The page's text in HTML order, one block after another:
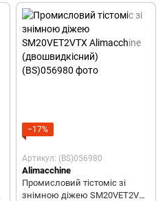
−17%
Артикул: (BS)056980
Alimacchine
Промисловий тістоміс зі
знімною діжею SM20VET2VTX